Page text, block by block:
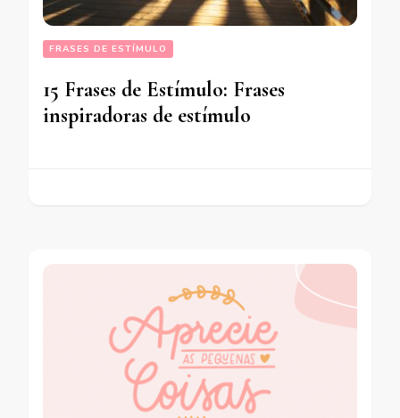
FRASES DE ESTÍMULO
15 Frases de Estímulo: Frases
inspiradoras de estímulo